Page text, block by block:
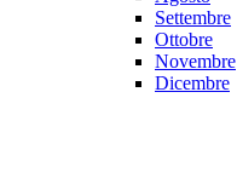
Settembre
Ottobre
Novembre
Dicembre